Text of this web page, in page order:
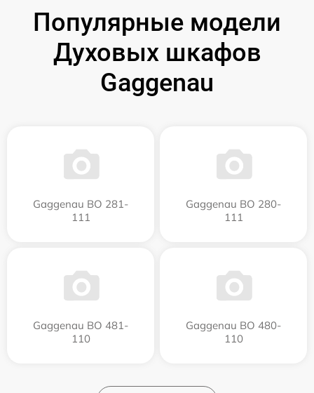
Популярные модели
Духовых шкафов
Gaggenau
Gaggenau BO 281-
111
Gaggenau BO 280-
111
Gaggenau BO 481-
110
Gaggenau BO 480-
110